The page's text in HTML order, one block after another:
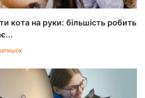
кота на руки: більшість робить